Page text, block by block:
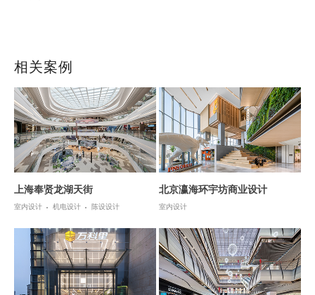
相关案例
上海奉贤龙湖天街
室内设计 机电设计 陈设设计
北京瀛海环宇坊商业设计
室内设计